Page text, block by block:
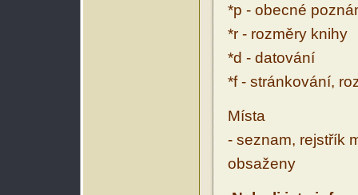
*p - obecné
*r - rozměry knihy
*d - datování
*f - stránkování,
Místa
- seznam, rejstřík
obsaženy